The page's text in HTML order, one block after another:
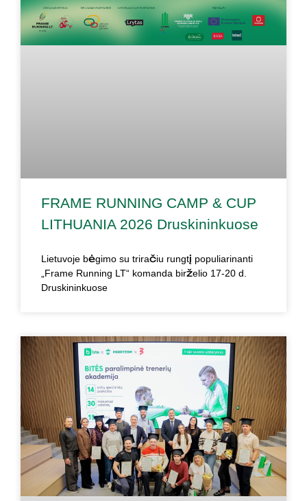
FRAME RUNNING CAMP & CUP
LITHUANIA 2026 Druskininkuose
Lietuvoje bėgimo su triračiu rungtį populiarinanti
„Frame Running LT“ komanda birželio 17-20 d.
Druskininkuose